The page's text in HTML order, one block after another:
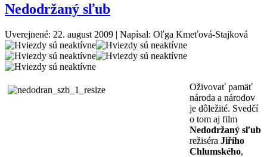
Nedodržaný sľub
Uverejnené: 22. august 2009 | Napísal: Oľga Kmeťová-Stajková
Oživovať pamäť
národa a národov
je dôležité. Svedčí
o tom aj film
Nedodržaný sľub
režiséra Jiřího
Chlumského,